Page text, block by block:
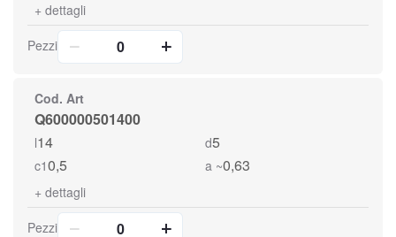
+ dettagli
Pezzi
Cod. Art
Q600000501400
l14 d5
c10,5 a ~0,63
+ dettagli
Pezzi